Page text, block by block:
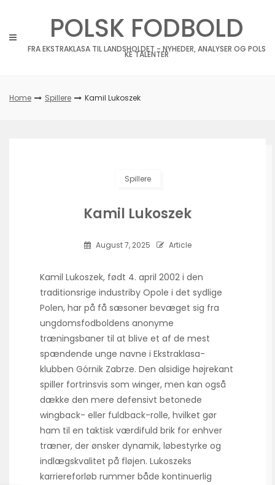
POLSK FODBOLD
FRA EKSTRAKLASA TIL LANDSHOLDET - NYHEDER, ANALYSER OG POLS
KE TALENTER
Home Spillere Kamil Lukoszek
Spillere
Kamil Lukoszek
August 7, 2025 Article
Kamil Lukoszek, født 4. april 2002 i den
traditionsrige industriby Opole i det sydlige
Polen, har på få sæsoner bevæget sig fra
ungdoms­fodboldens anonyme
træningsbaner til at blive et af de mest
spændende unge navne i Ekstraklasa-
klubben Górnik Zabrze. Den alsidige højrekant
spiller fortrinsvis som winger, men kan også
dække den mere defensivt betonede
wingback- eller fuldback-rolle, hvilket gør
ham til en taktisk værdifuld brik for enhver
træner, der ønsker dynamik, løbestyrke og
indlægs­kvalitet på fløjen. Lukoszeks
karriereforløb rummer både kontinuerlig